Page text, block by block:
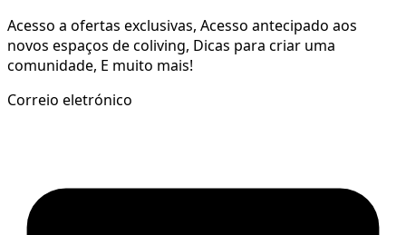
Acesso a ofertas exclusivas, Acesso antecipado aos
novos espaços de coliving, Dicas para criar uma
comunidade, E muito mais!
Correio eletrónico